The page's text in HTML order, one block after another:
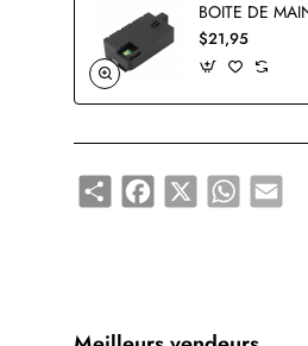
$21,95
Share Facebook
X WhatsApp
Email